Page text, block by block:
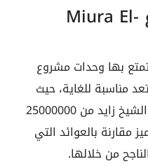
أسعار وحدات مشروع Miura El-
بها وحدات مشروع
مناسبة للغاية، حيث
تبدأ أسعار وحدات كمبوند ميورا الشيخ زايد من 25000000
بالعوائد التي
من خلالها.